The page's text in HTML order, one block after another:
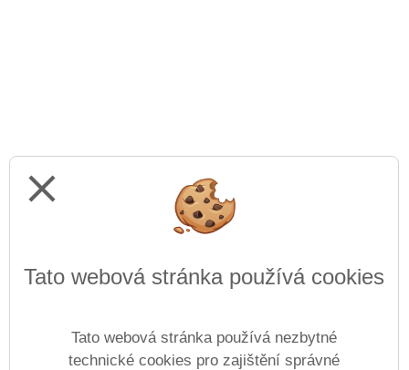
close
Tato webová stránka používá cookies
Tato webová stránka používá nezbytné
technické cookies pro zajištění správné